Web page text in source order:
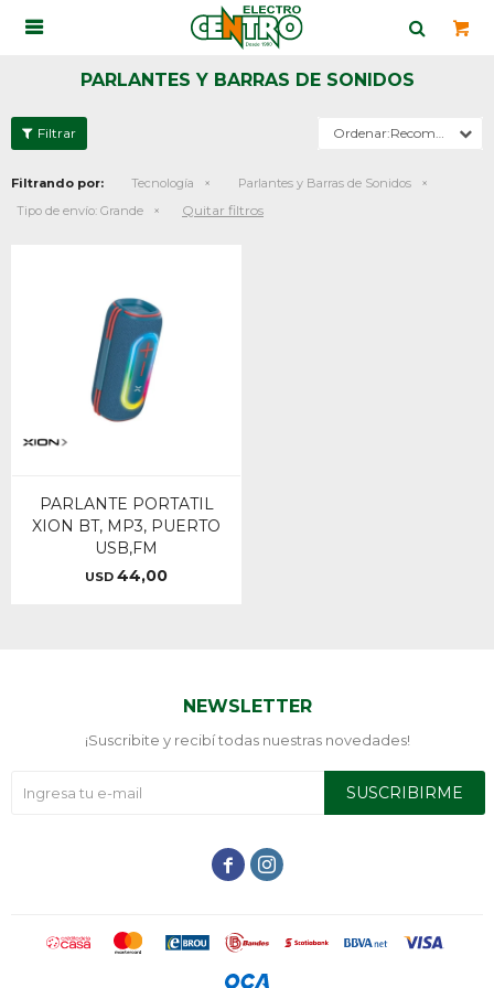

PARLANTES Y BARRAS DE SONIDOS
Recomendados
Filtrando por: Tecnología
Parlantes y Barras de Sonidos
Tipo de envío: Grande Quitar filtros
PARLANTE PORTATIL
XION BT, MP3, PUERTO
USB,FM
USD 44,00
NEWSLETTER
¡Suscribite y recibí todas nuestras novedades!
SUSCRIBIRME
 